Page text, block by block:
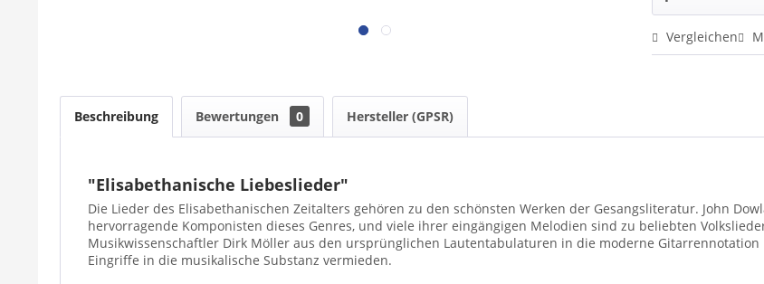
Vergleichen
Beschreibung Bewertungen 0 Hersteller (GPSR)
"Elisabethanische Liebeslieder"
Die Lieder des Elisabethanischen Zeitalters gehören zu den schönsten Werken der Gesangsliteratur. John
hervorragende Komponisten dieses Genres, und viele ihrer eingängigen Melodien sind zu beliebten
Musikwissenschaftler Dirk Möller aus den ursprünglichen Lautentabulaturen in die moderne
Eingriffe in die musikalische Substanz vermieden.